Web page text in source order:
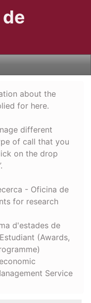
about the
for here.
different
of call that you
on the drop
- Oficina de
for research
d'estades de
(Awards,
Service